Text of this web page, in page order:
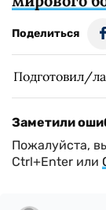
Поделиться
Подготовил/
Заметили
Пожалуйста,
Ctrl+Enter или